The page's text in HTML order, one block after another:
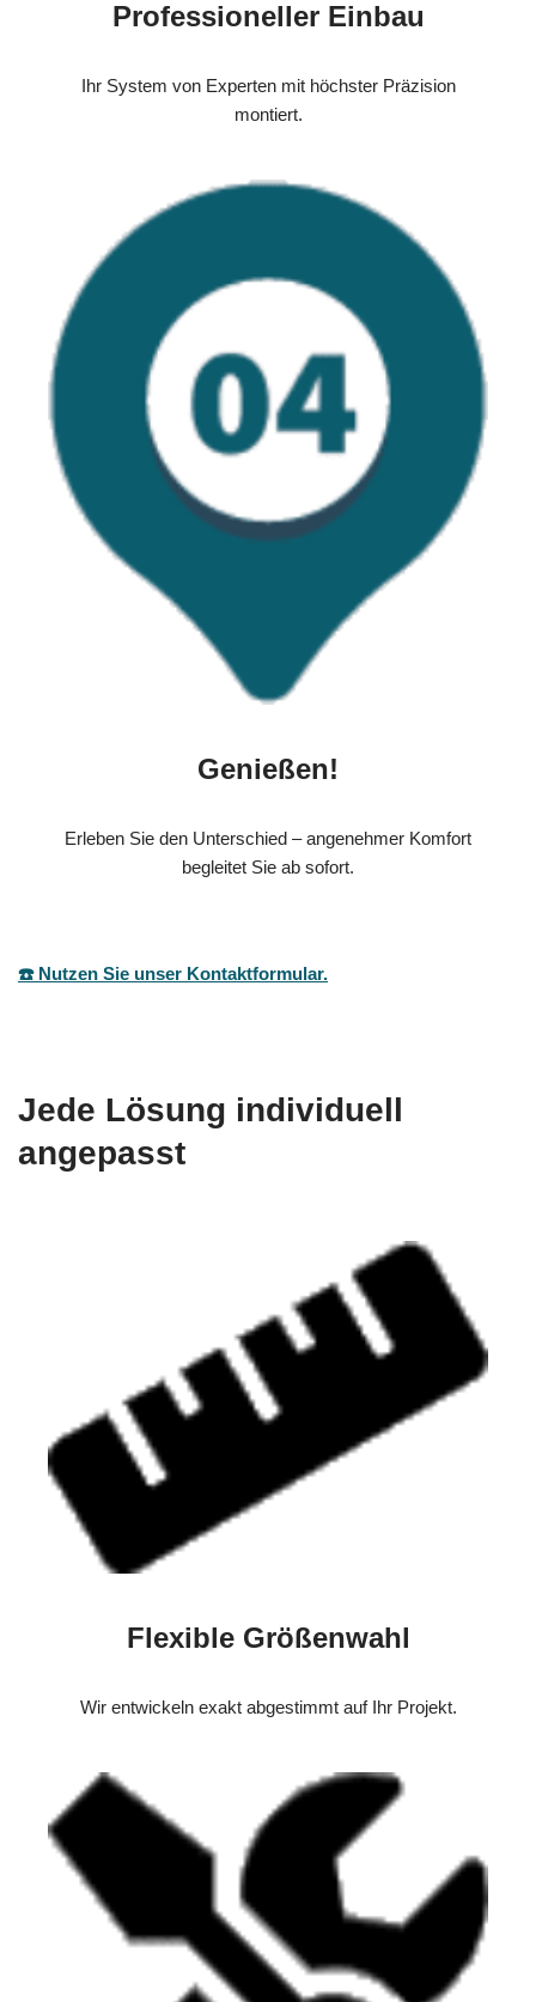
Professioneller Einbau
Ihr System von Experten mit höchster Präzision
montiert.
Genießen!
Erleben Sie den Unterschied – angenehmer Komfort
begleitet Sie ab sofort.
☎️ Nutzen Sie unser Kontaktformular.
Jede Lösung individuell
angepasst
Flexible Größenwahl
Wir entwickeln exakt abgestimmt auf Ihr Projekt.